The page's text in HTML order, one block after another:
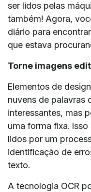
ser lidos pelas
também! Agora,
diário para
que estava
Torne imagens
Elementos de
nuvens de palavras
interessantes, mas
uma forma fixa.
lidos por um
identificação de
texto.
A tecnologia OCR